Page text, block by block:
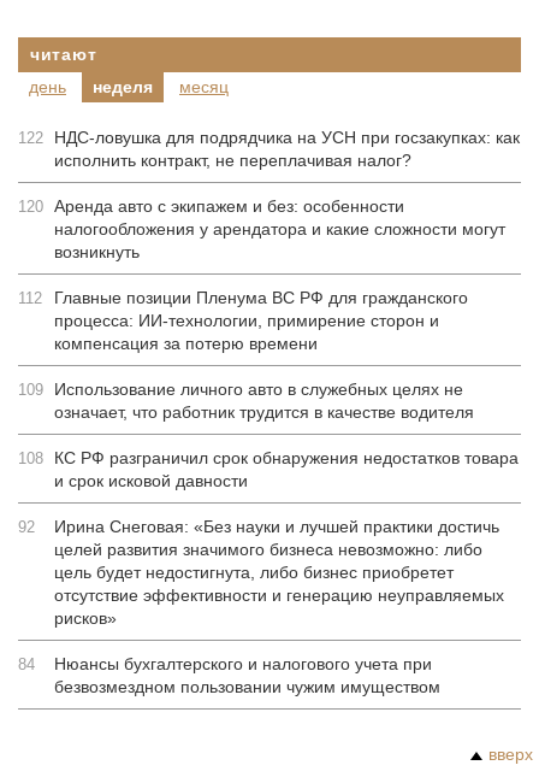
читают
день
неделя месяц
122
НДС-ловушка для подрядчика на УСН при госзакупках: как
исполнить контракт, не переплачивая налог?
120 Аренда авто с экипажем и без: особенности
налогообложения у арендатора и какие сложности могут
возникнуть
112
Главные позиции Пленума ВС РФ для гражданского
процесса: ИИ-технологии, примирение сторон и
компенсация за потерю времени
109
Использование личного авто в служебных целях не
означает, что работник трудится в качестве водителя
108
КС РФ разграничил срок обнаружения недостатков товара
и срок исковой давности
92
Ирина Снеговая: «Без науки и лучшей практики достичь
целей развития значимого бизнеса невозможно: либо
цель будет недостигнута, либо бизнес приобретет
отсутствие эффективности и генерацию неуправляемых
рисков»
84
Нюансы бухгалтерского и налогового учета при
безвозмездном пользовании чужим имуществом
вверх